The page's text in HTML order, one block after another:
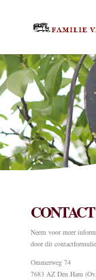
CONTACT
Neem voor meer
door dit
Ommerweg 74
7683 AZ Den Ham